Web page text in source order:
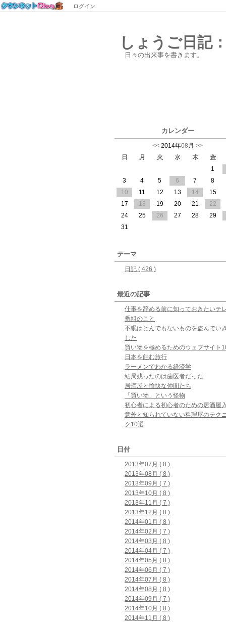
ログイン
しょうご日記
日々の出来事を書きます。
カレンダー
<< 2014年08 月 >>
日
月 火 水 木 金
1
3
4 5 6 7 8
10
11 12 13 14 15
17
18 19 20 21 22
24
25 26 27 28 29
31
テーマ
日記 ( 426 )
最近の記事
仕事を辞める前に知っておきたいテ
番組のこと
不眠はとんでもないものを盗んでい
した
買い物を極めるためのウェブサイト
日本を蝕む旅行
ラーメンでわかる経済学
結局残ったのは歯医者だった
居酒屋と愉快な仲間たち
「買い物」という怪物
初心者による初心者のための居酒屋
意外と知られていない料理屋のテク
ク10選
日付
2013年07月 ( 8 )
2013年08月 ( 8 )
2013年09月 ( 7 )
2013年10月 ( 8 )
2013年11月 ( 7 )
2013年12月 ( 8 )
2014年01月 ( 8 )
2014年02月 ( 7 )
2014年03月 ( 8 )
2014年04月 ( 7 )
2014年05月 ( 8 )
2014年06月 ( 7 )
2014年07月 ( 8 )
2014年08月 ( 8 )
2014年09月 ( 7 )
2014年10月 ( 8 )
2014年11月 ( 8 )